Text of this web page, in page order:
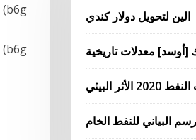
الين لتحويل دولار كندي
[أوسد] معدلات تاريخية
البيئي
البياني للنفط الخام